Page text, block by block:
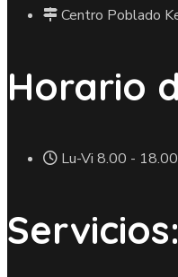
Centro Poblado
Horario
Lu-Vi 8.00 -
Servicios: